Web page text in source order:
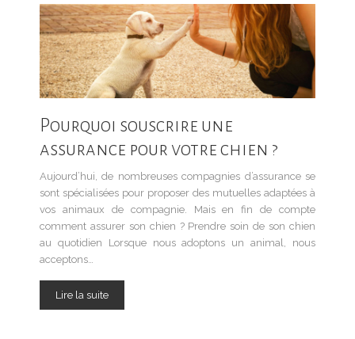
Pourquoi souscrire une
assurance pour votre chien ?
Aujourd’hui, de nombreuses compagnies d’assurance se
sont spécialisées pour proposer des mutuelles adaptées à
vos animaux de compagnie. Mais en fin de compte
comment assurer son chien ? Prendre soin de son chien
au quotidien Lorsque nous adoptons un animal, nous
acceptons…
Lire la suite